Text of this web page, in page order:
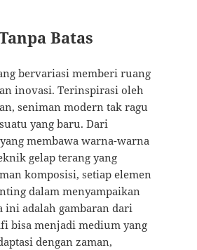
Batas
bervariasi memberi ruang
inovasi. Terinspirasi oleh
seniman modern tak ragu
yang baru. Dari
membawa warna-warna
gelap terang yang
komposisi, setiap elemen
dalam menyampaikan
ini adalah gambaran dari
bisa menjadi medium yang
dengan zaman,